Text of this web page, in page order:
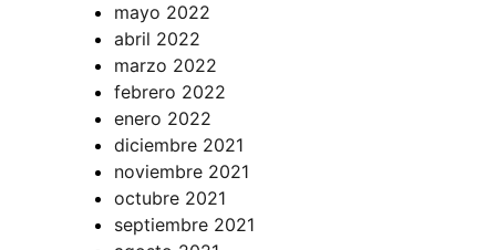
mayo 2022
abril 2022
marzo 2022
febrero 2022
enero 2022
diciembre 2021
noviembre 2021
octubre 2021
septiembre 2021